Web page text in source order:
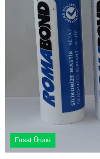
Fırsat Ürünü